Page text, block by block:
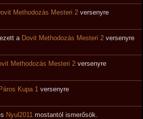
Methodozás Mesteri 2 versenyre
a Dovit Methodozás Mesteri 2 versenyre
Methodozás Mesteri 2 versenyre
Páros Kupa 1 versenyre
Nyul2011 mostantól ismerősök.